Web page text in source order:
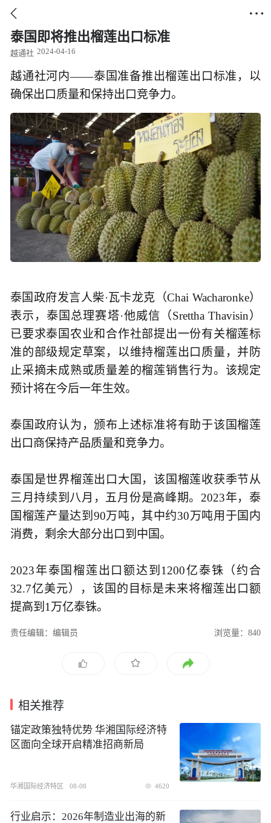
 
泰国即将推出榴莲出口标准
越通社 2024-04-16
越通社河内——泰国准备推出榴莲出口标准，以
确保出口质量和保持出口竞争力。
泰国政府发言人柴·瓦卡龙克（Chai Wacharonke）
表示，泰国总理赛塔·他威信（Srettha Thavisin）
已要求泰国农业和合作社部提出一份有关榴莲标
准的部级规定草案，以维持榴莲出口质量，并防
止采摘未成熟或质量差的榴莲销售行为。该规定
预计将在今后一年生效。
泰国政府认为，颁布上述标准将有助于该国榴莲
出口商保持产品质量和竞争力。
泰国是世界榴莲出口大国，该国榴莲收获季节从
三月持续到八月，五月份是高峰期。2023年，泰
国榴莲产量达到90万吨，其中约30万吨用于国内
消费，剩余大部分出口到中国。
2023年泰国榴莲出口额达到1200亿泰铢（约合
32.7亿美元），该国的目标是未来将榴莲出口额
提高到1万亿泰铢。
责任编辑：编辑员 浏览量：840
相关推荐
锚定政策独特优势 华湘国际经济特
区面向全球开启精准招商新局
华湘国际经济特区 08-08 4620
行业启示：2026年制造业出海的新